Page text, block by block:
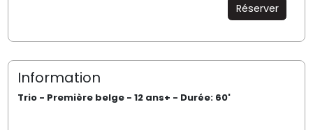
Réserver
Information
Trio - Première belge - 12 ans+ - Durée: 60'